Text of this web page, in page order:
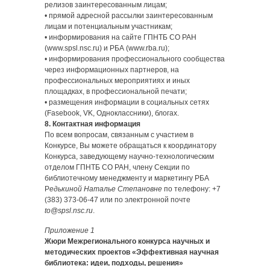
релизов заинтересованным лицам;
• прямой адресной рассылки заинтересованным
лицам и потенциальным участникам;
• информирования на сайте ГПНТБ СО РАН
(www.spsl.nsc.ru) и РБА (www.rba.ru);
• информирования профессионального сообщества
через информационных партнеров, на
профессиональных мероприятиях и иных
площадках, в профессиональной печати;
• размещения информации в социальных сетях
(Fasebook, VK, Одноклассники), блогах.
8. Контактная информация
По всем вопросам, связанным с участием в
Конкурсе, Вы можете обращаться к координатору
Конкурса, заведующему научно-технологическим
отделом ГПНТБ СО РАН, члену Секции по
библиотечному менеджменту и маркетингу РБА
Редькиной Наталье Степановне по телефону: +7
(383) 373-06-47 или по электронной почте
to@spsl.nsc.ru.
Приложение 1
Жюри Межрегионального конкурса научных и
методических проектов «Эффективная научная
библиотека: идеи, подходы, решения»